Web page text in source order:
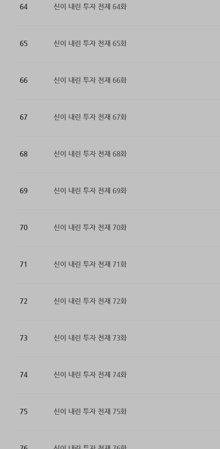
64 신이 내린 투자 천재 64화
65 신이 내린 투자 천재 65화
66 신이 내린 투자 천재 66화
67 신이 내린 투자 천재 67화
68 신이 내린 투자 천재 68화
69 신이 내린 투자 천재 69화
70 신이 내린 투자 천재 70화
71 신이 내린 투자 천재 71화
72 신이 내린 투자 천재 72화
73 신이 내린 투자 천재 73화
74 신이 내린 투자 천재 74화
75 신이 내린 투자 천재 75화